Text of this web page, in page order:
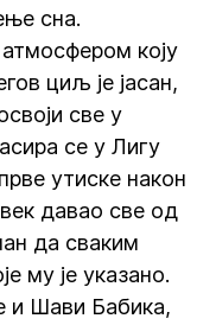
сна.
коју
циљ је јасан,
све у
се у Лигу
утиске након
давао све од
да сваким
му је указано.
и Шави Бабика,